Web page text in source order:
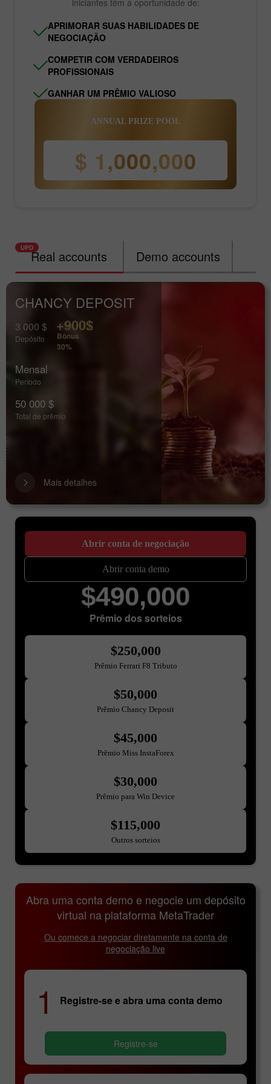
APRIMORAR SUAS HABILIDADES DE
NEGOCIAÇÃO
COMPETIR COM VERDADEIROS
PROFISSIONAIS
GANHAR UM PRÊMIO VALIOSO
ANNUAL PRIZE POOL
$ 1,000,000
Real accounts Demo accounts
CHANCY DEPOSIT
3 000 $
Depósito
+900$
Bônus
30%
Mensal
Período
50 000 $
Total de prêmio
Mais detalhes
$490,000
Prêmio dos sorteios
Abrir conta de negociação
Abrir conta demo
$250,000
Prêmio Ferrari F8 Tributo
$50,000
Prêmio Chancy Deposit
$45,000
Prêmio Miss InstaForex
$30,000
Prêmio para Win Device
$115,000
Outros sorteios
Abra uma conta demo e negocie um depósito
virtual na plataforma MetaTrader
Ou comece a negociar diretamente na conta de
negociação live
1 Registre-se e abra uma conta demo
Registre-se